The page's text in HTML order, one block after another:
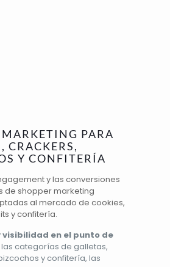
PARA
CRACKERS,
Y CONFITERÍA
y las conversiones
de shopper marketing
al mercado de cookies,
y confitería.
visibilidad en el punto de
las categorías de galletas,
y confitería, las